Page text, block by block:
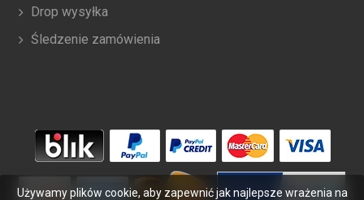
Drop wysyłka
Śledzenie zamówienia
Używamy plików cookie, aby zapewnić jak najlepsze wrażenia na